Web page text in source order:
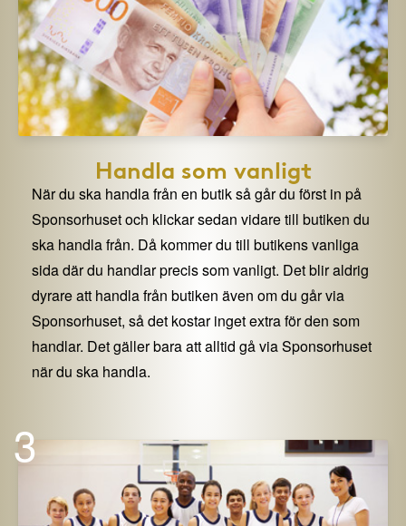
Handla som vanligt
När du ska handla från en butik så går du först in på
Sponsorhuset och klickar sedan vidare till butiken du
ska handla från. Då kommer du till butikens vanliga
sida där du handlar precis som vanligt. Det blir aldrig
dyrare att handla från butiken även om du går via
Sponsorhuset, så det kostar inget extra för den som
handlar. Det gäller bara att alltid gå via Sponsorhuset
när du ska handla.
3